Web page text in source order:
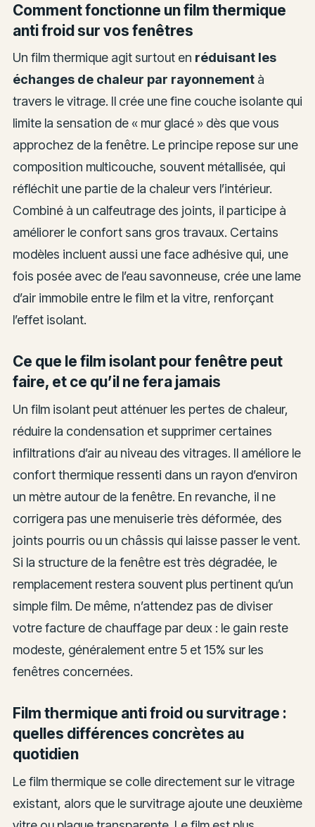
Comment fonctionne un film thermique
anti froid sur vos fenêtres
Un film thermique agit surtout en réduisant les
échanges de chaleur par rayonnementà
travers le vitrage. Il crée une fine couche isolante qui
limite la sensation de « mur glacé » dès que vous
approchez de la fenêtre. Le principe repose sur une
composition multicouche, souvent métallisée, qui
réfléchit une partie de la chaleur vers l’intérieur.
Combiné à un calfeutrage des joints, il participe à
améliorer le confort sans gros travaux. Certains
modèles incluent aussi une face adhésive qui, une
fois posée avec de l’eau savonneuse, crée une lame
d’air immobile entre le film et la vitre, renforçant
l’effet isolant.
Ce que le film isolant pour fenêtre peut
faire, et ce qu’il ne fera jamais
Un film isolant peut atténuer les pertes de chaleur,
réduire la condensation et supprimer certaines
infiltrations d’air au niveau des vitrages. Il améliore le
confort thermique ressenti dans un rayon d’environ
un mètre autour de la fenêtre. En revanche, il ne
corrigera pas une menuiserie très déformée, des
joints pourris ou un châssis qui laisse passer le vent.
Si la structure de la fenêtre est très dégradée, le
remplacement restera souvent plus pertinent qu’un
simple film. De même, n’attendez pas de diviser
votre facture de chauffage par deux : le gain reste
modeste, généralement entre 5 et 15% sur les
fenêtres concernées.
Film thermique anti froid ou survitrage :
quelles différences concrètes au
quotidien
Le film thermique se colle directement sur le vitrage
existant, alors que le survitrage ajoute une deuxième